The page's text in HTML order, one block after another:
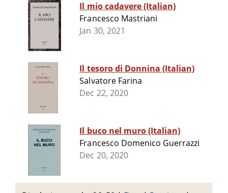
Il mio cadavere (Italian)
Francesco Mastriani
Jan 30, 2021
Il tesoro di Donnina (Italian)
Salvatore Farina
Dec 22, 2020
Il buco nel muro (Italian)
Francesco Domenico Guerrazzi
Dec 20, 2020